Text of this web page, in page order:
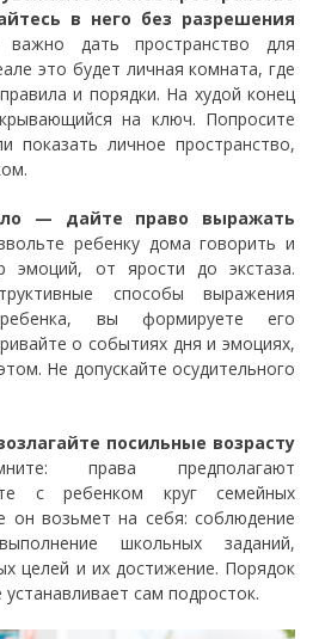
в него без разрешения
важно дать пространство для
это будет личная комната, где
и порядки. На худой конец
на ключ. Попросите
показать личное пространство,
— дайте право выражать
ребенку дома говорить и
эмоций, от ярости до экстаза.
способы выражения
вы формируете его
о событиях дня и эмоциях,
Не допускайте осудительного
посильные возрасту
права предполагают
с ребенком круг семейных
он возьмет на себя: соблюдение
школьных заданий,
целей и их достижение. Порядок
сам подросток.